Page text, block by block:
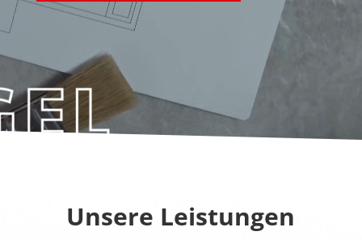
Unsere Leistungen